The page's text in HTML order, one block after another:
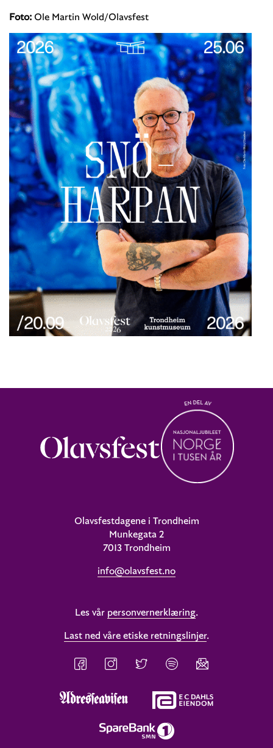
Foto: Ole Martin Wold/Olavsfest
Olavsfestdagene i Trondheim
Munkegata 2
7013 Trondheim
info@olavsfest.no
Les vår personvernerklæring.
Last ned våre etiske retningslinjer.